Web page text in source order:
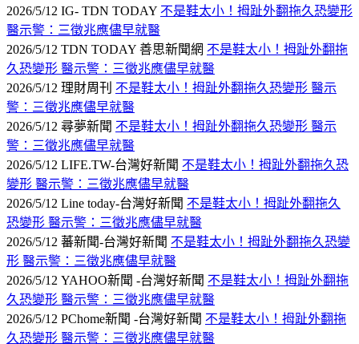
2026/5/12 IG- TDN TODAY 不是鞋太小！拇趾外翻拖久恐變形
醫示警：三徵兆應儘早就醫
2026/5/12 TDN TODAY 善思新聞網 不是鞋太小！拇趾外翻拖
久恐變形 醫示警：三徵兆應儘早就醫
2026/5/12 理財周刊 不是鞋太小！拇趾外翻拖久恐變形 醫示
警：三徵兆應儘早就醫
2026/5/12 尋夢新聞 不是鞋太小！拇趾外翻拖久恐變形 醫示
警：三徵兆應儘早就醫
2026/5/12 LIFE.TW-台灣好新聞 不是鞋太小！拇趾外翻拖久恐
變形 醫示警：三徵兆應儘早就醫
2026/5/12 Line today-台灣好新聞 不是鞋太小！拇趾外翻拖久
恐變形 醫示警：三徵兆應儘早就醫
2026/5/12 蕃新聞-台灣好新聞 不是鞋太小！拇趾外翻拖久恐變
形 醫示警：三徵兆應儘早就醫
2026/5/12 YAHOO新聞 -台灣好新聞 不是鞋太小！拇趾外翻拖
久恐變形 醫示警：三徵兆應儘早就醫
2026/5/12 PChome新聞 -台灣好新聞 不是鞋太小！拇趾外翻拖
久恐變形 醫示警：三徵兆應儘早就醫